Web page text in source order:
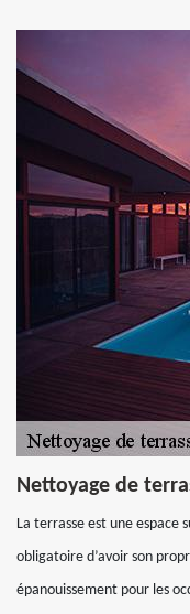
Nettoyage de
La terrasse est une espace
obligatoire d’avoir son
épanouissement pour les